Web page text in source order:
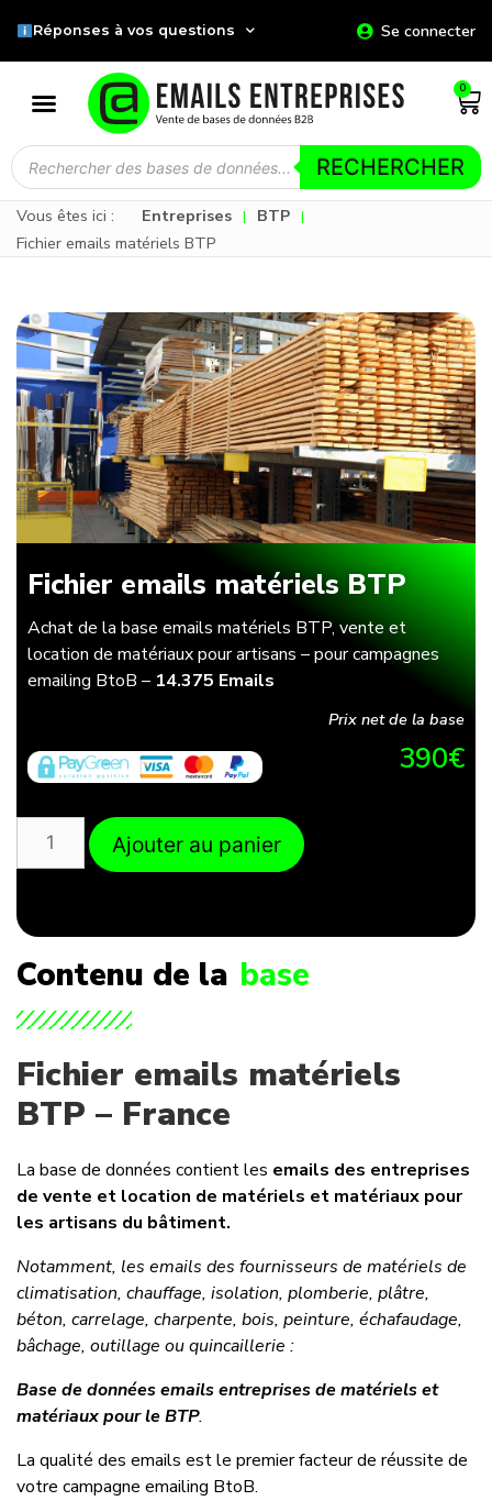
Réponses à vos questions Se connecter
0
RECHERCHER
Vous êtes ici : Entreprises | BTP |
Fichier emails matériels BTP
Fichier emails matériels BTP
Achat de la base emails matériels BTP, vente et
location de matériaux pour artisans – pour campagnes
emailing BtoB – 14.375 Emails
Prix net de la base
390€
Ajouter au panier
Contenu de la base
Fichier emails matériels
BTP – France
La base de données contient les emails des entreprises
de vente et location de matériels et matériaux pour
les artisans du bâtiment.
Notamment, les emails des fournisseurs de matériels de
climatisation, chauffage, isolation, plomberie, plâtre,
béton, carrelage, charpente, bois, peinture, échafaudage,
bâchage, outillage ou quincaillerie :
Base de données emails entreprises de matériels et
matériaux pour le BTP.
La qualité des emails est le premier facteur de réussite de
votre campagne emailing BtoB.